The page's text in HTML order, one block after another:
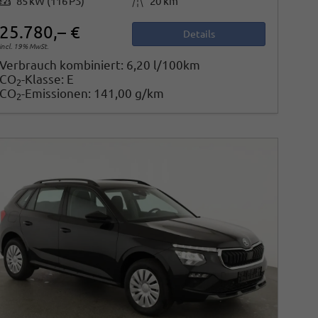
€
19% MwSt.
Details
kombiniert: 6,20 l/100km
2-Klasse: E
2-Emissionen: 141,00 g/km